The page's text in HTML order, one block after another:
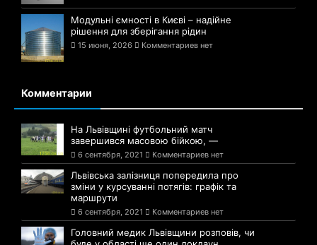
Модульні ємності в Києві – надійне
рішення для зберігання рідин
15 июня, 2026 Комментариев нет
Комментарии
На Львівщині футбольний матч
завершився масовою бійкою, —
6 сентября, 2021 Комментариев нет
Львівська залізниця попередила про
зміни у курсуванні потягів: графік та
маршрути
6 сентября, 2021 Комментариев нет
Головний медик Львівщини розповів, чи